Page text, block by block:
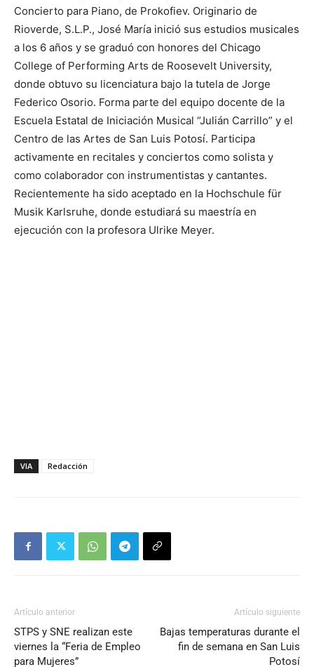
Concierto para Piano, de Prokofiev. Originario de
Rioverde, S.L.P., José María inició sus estudios musicales
a los 6 años y se graduó con honores del Chicago
College of Performing Arts de Roosevelt University,
donde obtuvo su licenciatura bajo la tutela de Jorge
Federico Osorio. Forma parte del equipo docente de la
Escuela Estatal de Iniciación Musical “Julián Carrillo” y el
Centro de las Artes de San Luis Potosí. Participa
activamente en recitales y conciertos como solista y
como colaborador con instrumentistas y cantantes.
Recientemente ha sido aceptado en la Hochschule für
Musik Karlsruhe, donde estudiará su maestría en
ejecución con la profesora Ulrike Meyer.
VIA Redacción
Artículo anterior
STPS y SNE realizan este
viernes la “Feria de Empleo
para Mujeres”
Artículo siguiente
Bajas temperaturas durante el
fin de semana en San Luis
Potosí